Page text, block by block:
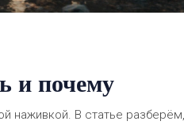
и почему
наживкой. В статье